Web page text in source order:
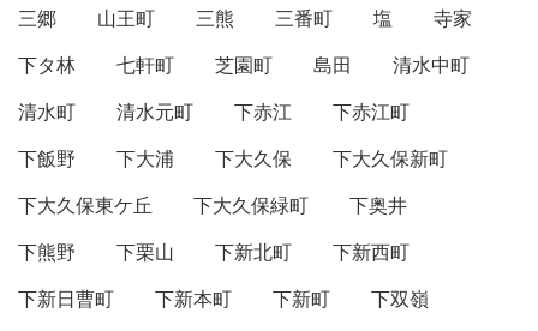
三郷
山王町 三熊 三番町 塩
寺家
下タ林
七軒町 芝園町 島田
清水中町
清水町
清水元町 下赤江
下赤江町
下飯野
下大浦 下大久保
下大久保新町
下大久保東ケ丘
下大久保緑町
下奥井
下熊野
下栗山 下新北町
下新西町
下新日曹町
下新本町 下新町
下双嶺